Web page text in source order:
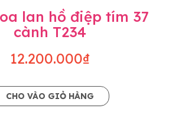
lan hồ điệp tím 37
cành T234
12.200.000₫
CHO VÀO GIỎ HÀNG